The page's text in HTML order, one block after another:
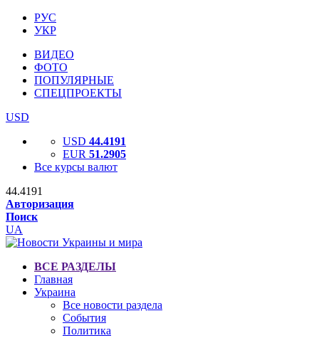
РУС
УКР
ВИДЕО
ФОТО
ПОПУЛЯРНЫЕ
СПЕЦПРОЕКТЫ
USD
USD 44.4191
EUR 51.2905
Все курсы валют
44.4191
Авторизация
Поиск
UA
ВСЕ РАЗДЕЛЫ
Главная
Украина
Все новости раздела
События
Политика